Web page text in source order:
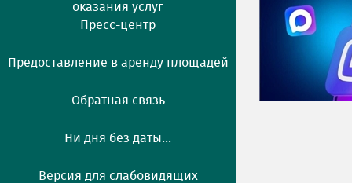
оказания услуг
Пресс-центр
Предоставление в аренду площадей
Обратная связь
Ни дня без даты...
Версия для слабовидящих